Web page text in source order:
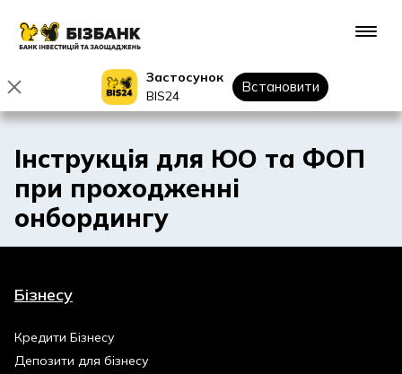
Застосунок
BIS24
Встановити
Інструкція для ЮО та ФОП
при проходженні
онбордингу
Бізнесу
Кредити Бізнесу
Депозити для бізнесу